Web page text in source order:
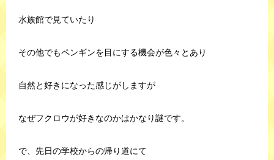
水族館で見ていたり
その他でもペンギンを目にする機会が色々とあり
自然と好きになった感じがしますが
なぜフクロウが好きなのかはかなり謎です。
で、先日の学校からの帰り道にて